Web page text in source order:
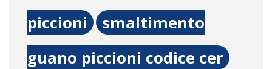
piccioni
smaltimento
guano piccioni codice cer